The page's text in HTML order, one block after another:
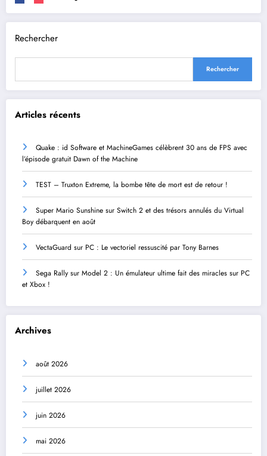
Rechercher
Rechercher
Articles récents
Quake : id Software et MachineGames célèbrent 30 ans de FPS avec
l’épisode gratuit Dawn of the Machine
TEST – Truxton Extreme, la bombe tête de mort est de retour !
Super Mario Sunshine sur Switch 2 et des trésors annulés du Virtual
Boy débarquent en août
VectaGuard sur PC : Le vectoriel ressuscité par Tony Barnes
Sega Rally sur Model 2 : Un émulateur ultime fait des miracles sur PC
et Xbox !
Archives
août 2026
juillet 2026
juin 2026
mai 2026